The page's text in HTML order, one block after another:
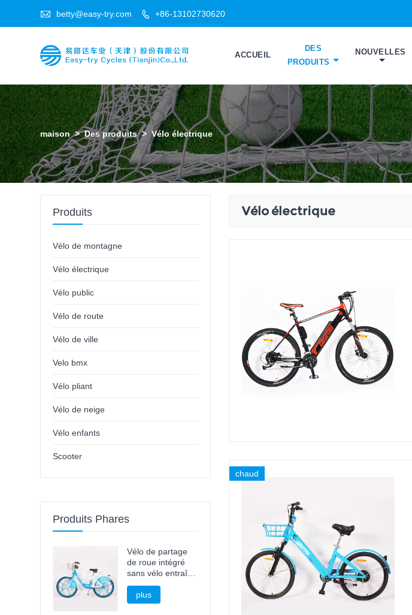
 betty@easy-try.com  +86-13102730620
ACCUEIL
DES
PRODUITS
NOUVELLES
maison > Des produits > Vélo électrique
Vélo électrique
chaud
Produits
Vélo de montagne
Vélo électrique
Vélo public
Vélo de route
Vélo de ville
Velo bmx
Vélo pliant
Vélo de neige
Vélo enfants
Scooter
Produits Phares
Vélo de partage
de roue intégré
sans vélo entraîné
par arbre à chaîne
plus